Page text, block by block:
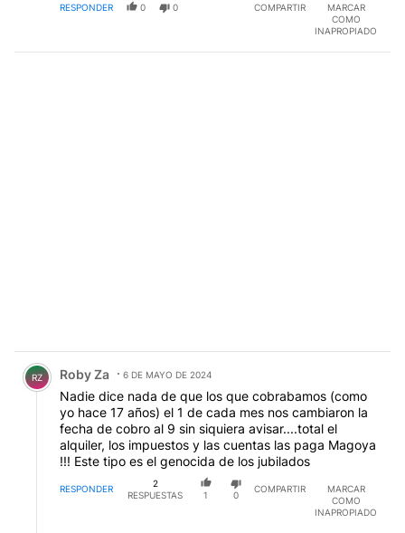
RESPONDER 0 0 COMPARTIR
MARCAR
COMO
INAPROPIADO
Comentario de Roby Za.
RZ Roby Za 6 DE MAYO DE 2024
Nadie dice nada de que los que cobrabamos (como
yo hace 17 años) el 1 de cada mes nos cambiaron la
fecha de cobro al 9 sin siquiera avisar....total el
alquiler, los impuestos y las cuentas las paga Magoya
!!! Este tipo es el genocida de los jubilados
RESPONDER
2
RESPUESTAS
1 0
COMPARTIR
MARCAR
COMO
INAPROPIADO